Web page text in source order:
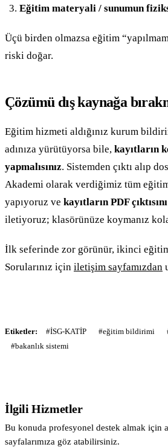
Eğitim materyali / sunumun
Üçü birden olmazsa eğitim
riski doğar.
Çözümü dış kaynağa
Eğitim hizmeti aldığınız kurum
adınıza yürütüyorsa bile, kayıtların
yapmalısınız. Sistemden çıktı alıp
Akademi olarak verdiğimiz tüm
yapıyoruz ve kayıtların PDF
iletiyoruz; klasörünüze koymanız
İlk seferinde zor görünür, ikinci
Sorularınız için iletişim sayfamızdan
Etiketler: #İSG-KATİP #eğitim bildirimi
#bakanlık sistemi
İlgili Hizmetler
Bu konuda profesyonel destek almak için
sayfalarımıza göz atabilirsiniz.